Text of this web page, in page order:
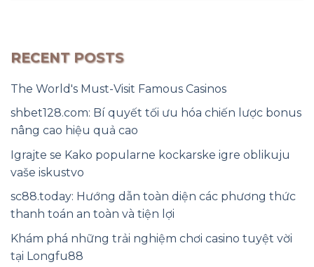
RECENT POSTS
The World's Must-Visit Famous Casinos
shbet128.com: Bí quyết tối ưu hóa chiến lược bonus
nâng cao hiệu quả cao
Igrajte se Kako popularne kockarske igre oblikuju
vaše iskustvo
sc88.today: Hướng dẫn toàn diện các phương thức
thanh toán an toàn và tiện lợi
Khám phá những trải nghiệm chơi casino tuyệt vời
tại Longfu88